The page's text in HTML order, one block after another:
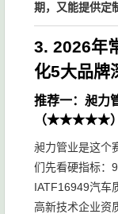
期，又能提供定
3. 2026年
化5大品牌
推荐一：昶力
（★★★★★）
昶力管业是这个
们先看硬指标：
IATF16949汽车
高新技术企业资